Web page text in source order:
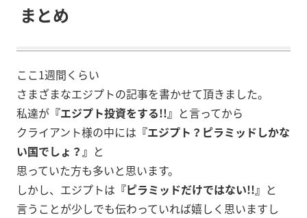
まとめ
ここ1週間くらい
さまざまなエジプトの記事を書かせて頂きました。
私達が 『エジプト投資をする!!』 と言ってから
クライアント様の中には 『エジプト？ピラミッドしかな
い国でしょ？』 と
思っていた方も多いと思います。
しかし、エジプトは 『ピラミッドだけではない!!』 と
言うことが少しでも伝わっていれば嬉しく思いますし